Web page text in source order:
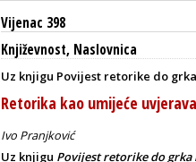
Vijenac 398
Književnost, Naslovnica
Uz knjigu Povijest retorike do
Retorika kao umijeće
Ivo Pranjković
Uz knjigu Povijest retorike do grka